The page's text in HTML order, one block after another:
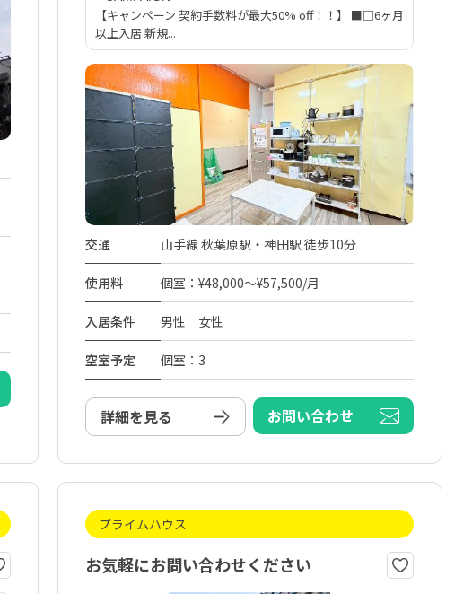
【キャンペーン 契約手数料が最大50% off！！】 ■□6ヶ月
以上入居 新規...
交通 山手線 秋葉原駅・神田駅 徒歩10分
使用料 個室：¥48,000～¥57,500/月
入居条件 男性 女性
空室予定 個室：3
詳細を見る お問い合わせ
プライムハウス
お気軽にお問い合わせください